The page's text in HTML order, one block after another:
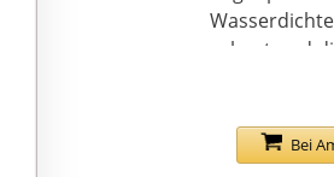
Der
herren wiegt
(0,55 lb)
leicht in
Beutel
robust und
als
ist der
bestens
Bei